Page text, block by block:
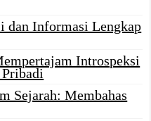
dan Informasi Lengkap
Introspeksi
Sejarah: Membahas